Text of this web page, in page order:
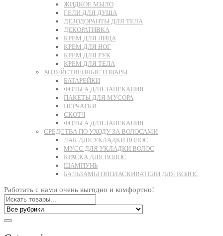
ЖИДКОЕ МЫЛО
ГЕЛИ ДЛЯ ДУША
ДЕЗОДОРАНТЫ ДЛЯ ТЕЛА
ДЕКОРАТИВКА
КРЕМ ДЛЯ ЛИЦА
КРЕМ ДЛЯ НОГ
КРЕМ ДЛЯ РУК
КРЕМ ДЛЯ ТЕЛА
ХОЗЯЙСТВЕННЫЕ ТОВАРЫ
БАТАРЕЙКИ
ФОЛЬГА ДЛЯ ЗАПЕКАНИЯ
ПАКЕТЫ ДЛЯ МУСОРА
ПЕРЧАТКИ
СКОТЧ
ФОЛЬГА ДЛЯ ЗАПЕКАНИЯ
СРЕДСТВА ПО УХОДУ ЗА ВОЛОСАМИ
ЛАК ДЛЯ УКЛАДКИ ВОЛОС
МУСС ДЛЯ УКЛАДКИ ВОЛОС
КРАСКА ДЛЯ ВОЛОС
ШАМПУНЬ
БАЛЬЗАМЫ ОПОЛАСКИВАТЕЛИ ДЛЯ ВОЛОС
Работать с нами очень выгодно и комфортно!